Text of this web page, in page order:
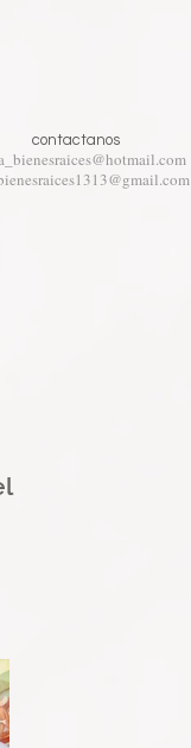
contactanos